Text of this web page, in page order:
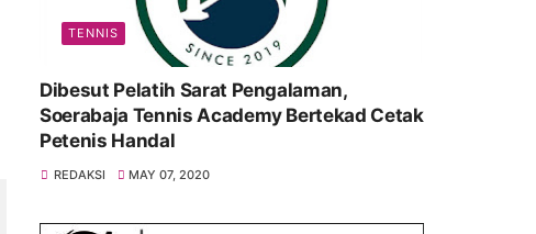
TENNIS
Dibesut Pelatih Sarat Pengalaman,
Soerabaja Tennis Academy Bertekad Cetak
Petenis Handal
REDAKSI MAY 07, 2020